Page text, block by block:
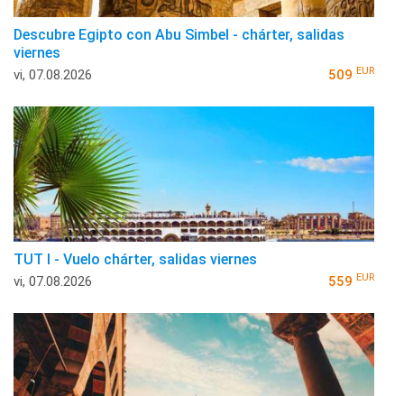
Descubre Egipto con Abu Simbel - chárter, salidas
viernes
vi, 07.08.2026 509 EUR
TUT I - Vuelo chárter, salidas viernes
vi, 07.08.2026 559 EUR